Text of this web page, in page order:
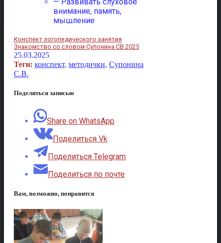
внимание, память,
мышление
Конспект логопедического занятия
Знакомство со словом Супонина СВ 2025
25.03.2025
Теги: конспект, методички, Супонина
С.В.
Поделиться записью
Share on WhatsApp
Поделиться Vk
Поделиться Telegram
Поделиться по почте
Вам, возможно, понравится